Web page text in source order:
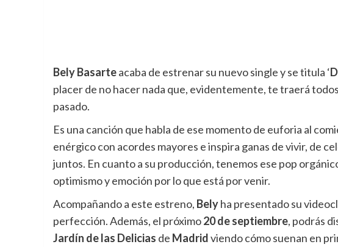
Bely Basarteacaba de estrenar su nuevo single y se titula ‘
placer de no hacer nada que, evidentemente, te traerá
pasado.
Es una canción que habla de ese momento de euforia al
enérgico con acordes mayores e inspira ganas de vivir, de
juntos. En cuanto a su producción, tenemos ese pop
optimismo y emoción por lo que está por venir.
Acompañando a este estreno, Belyha presentado su
perfección. Además, el próximo20 de septiembre, podrás
Jardín de las Delicias de Madridviendo cómo suenan en